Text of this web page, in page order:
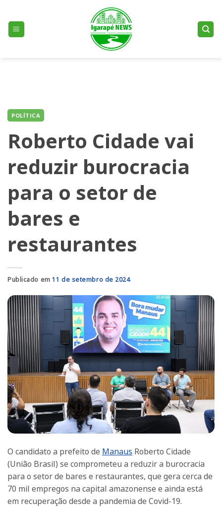
content
POLÍTICA
Roberto Cidade vai
reduzir burocracia
para o setor de
bares e
restaurantes
Publicado em11 de setembro de 2024
O candidato a prefeito de Manaus Roberto Cidade
(União Brasil) se comprometeu a reduzir a burocracia
para o setor de bares e restaurantes, que gera cerca de
70 mil empregos na capital amazonense e ainda está
em recuperação desde a pandemia de Covid-19.